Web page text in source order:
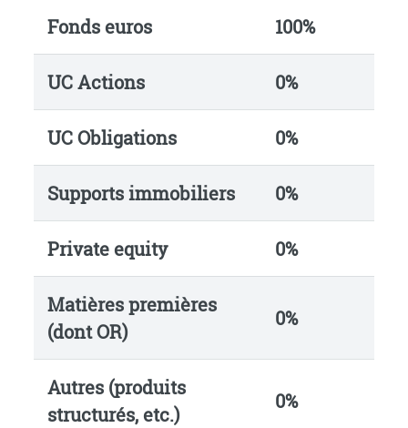
Fonds euros 100%
UC Actions 0%
UC Obligations 0%
Supports immobiliers 0%
Private equity 0%
Matières premières
(dont OR)
0%
Autres (produits
structurés, etc.)
0%